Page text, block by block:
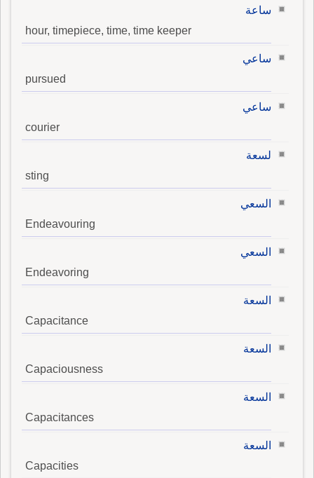
ساعة
hour, timepiece, time, time keeper
ساعي
pursued
ساعي
courier
لسعة
sting
السعي
Endeavouring
السعي
Endeavoring
السعة
Capacitance
السعة
Capaciousness
السعة
Capacitances
السعة
Capacities